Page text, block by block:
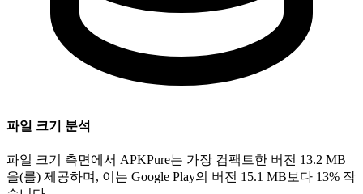
파일 크기 분석
파일 크기 측면에서 APKPure는 가장 컴팩트한 버전 13.2 MB
을(를) 제공하며, 이는 Google Play의 버전 15.1 MB보다 13% 작